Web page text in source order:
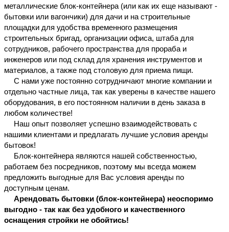
металлические блок-контейнера (или как их еще называют -
бытовки или вагончики) для дачи и на строительные
площадки для удобства временного размещения
строительных бригад, организации офиса, штаба для
сотрудников, рабочего пространства для прораба
инженеров или под склад для хранения инструментов и
материалов, а также под столовую для приема пищи.
С нами уже постоянно сотрудничают многие компании и
отдельно частные лица, так как уверены в качестве нашего
оборудования, в его постоянном наличии в день заказа в
любом количестве!
Наш опыт позволяет успешно взаимодействовать с
нашими клиентами и предлагать лучшие условия аренды
бытовок!
Блок-контейнера являются нашей собственностью,
работаем без посредников, поэтому мы всегда можем
предложить выгодные для Вас условия аренды по
доступным ценам.
Арендовать бытовки (блок-контейнера) неоспоримо
выгодно - так как без удобного и качественного
оснащения стройки не обойтись!